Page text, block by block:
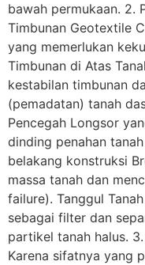
bawah permukaan. 2.
Timbunan Geotextile
yang memerlukan
Timbunan di Atas
kestabilan timbunan
(pemadatan) tanah
Pencegah Longsor
dinding penahan
belakang konstruksi
massa tanah dan
failure). Tanggul
sebagai filter dan
partikel tanah halus.
Karena sifatnya yang